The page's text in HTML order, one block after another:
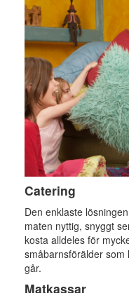
Catering
Den enklaste
maten nyttig, snyggt
kosta alldeles för
småbarnsförälder som
går.
Matkassar